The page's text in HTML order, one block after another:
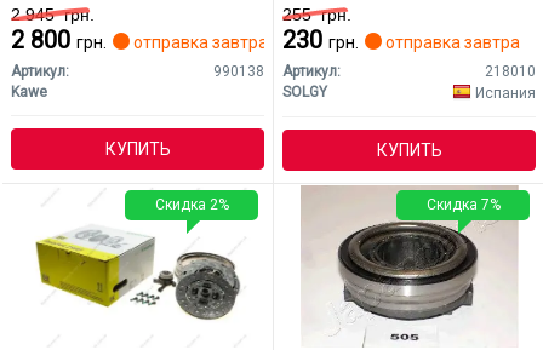
2 945грн.
2 800 грн. отправка завтра
Артикул:
990138
Kawe
КУПИТЬ
255грн.
230 грн. отправка завтра
Артикул:
218010
SOLGY
Испания
КУПИТЬ
Скидка 2% Скидка 7%